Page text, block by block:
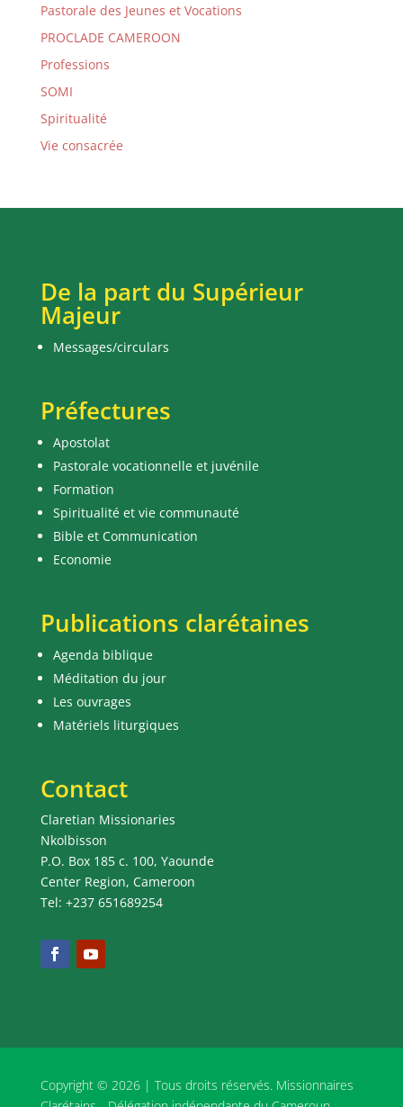
Pastorale des Jeunes et Vocations
PROCLADE CAMEROON
Professions
SOMI
Spiritualité
Vie consacrée
De la part du Supérieur
Majeur
Messages/circulars
Préfectures
Apostolat
Pastorale vocationnelle et juvénile
Formation
Spiritualité et vie communauté
Bible et Communication
Economie
Publications clarétaines
Agenda biblique
Méditation du jour
Les ouvrages
Matériels liturgiques
Contact
Claretian Missionaries
Nkolbisson
P.O. Box 185 c. 100, Yaounde
Center Region, Cameroon
Tel: +237 651689254
Copyright © 2026 | Tous droits réservés. Missionnaires